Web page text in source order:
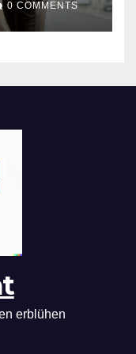
0 COMMENTS
erblühen